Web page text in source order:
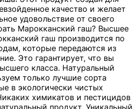
качество и желает
удовольствие от своего
Марокканский гаш? Высшее
гаш производится по
которые передаются из
Это гарантирует, что вы
класса. Натуральный
только лучшие сорта
в экологически чистых
химикатов и пестицидов
продукт. Уникальный